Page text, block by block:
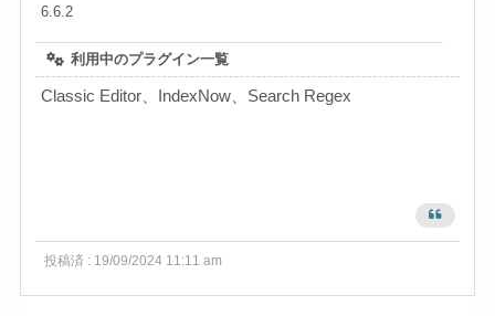
6.6.2
利用中のプラグイン一覧
Classic Editor、IndexNow、Search Regex
投稿済 : 19/09/2024 11:11 am